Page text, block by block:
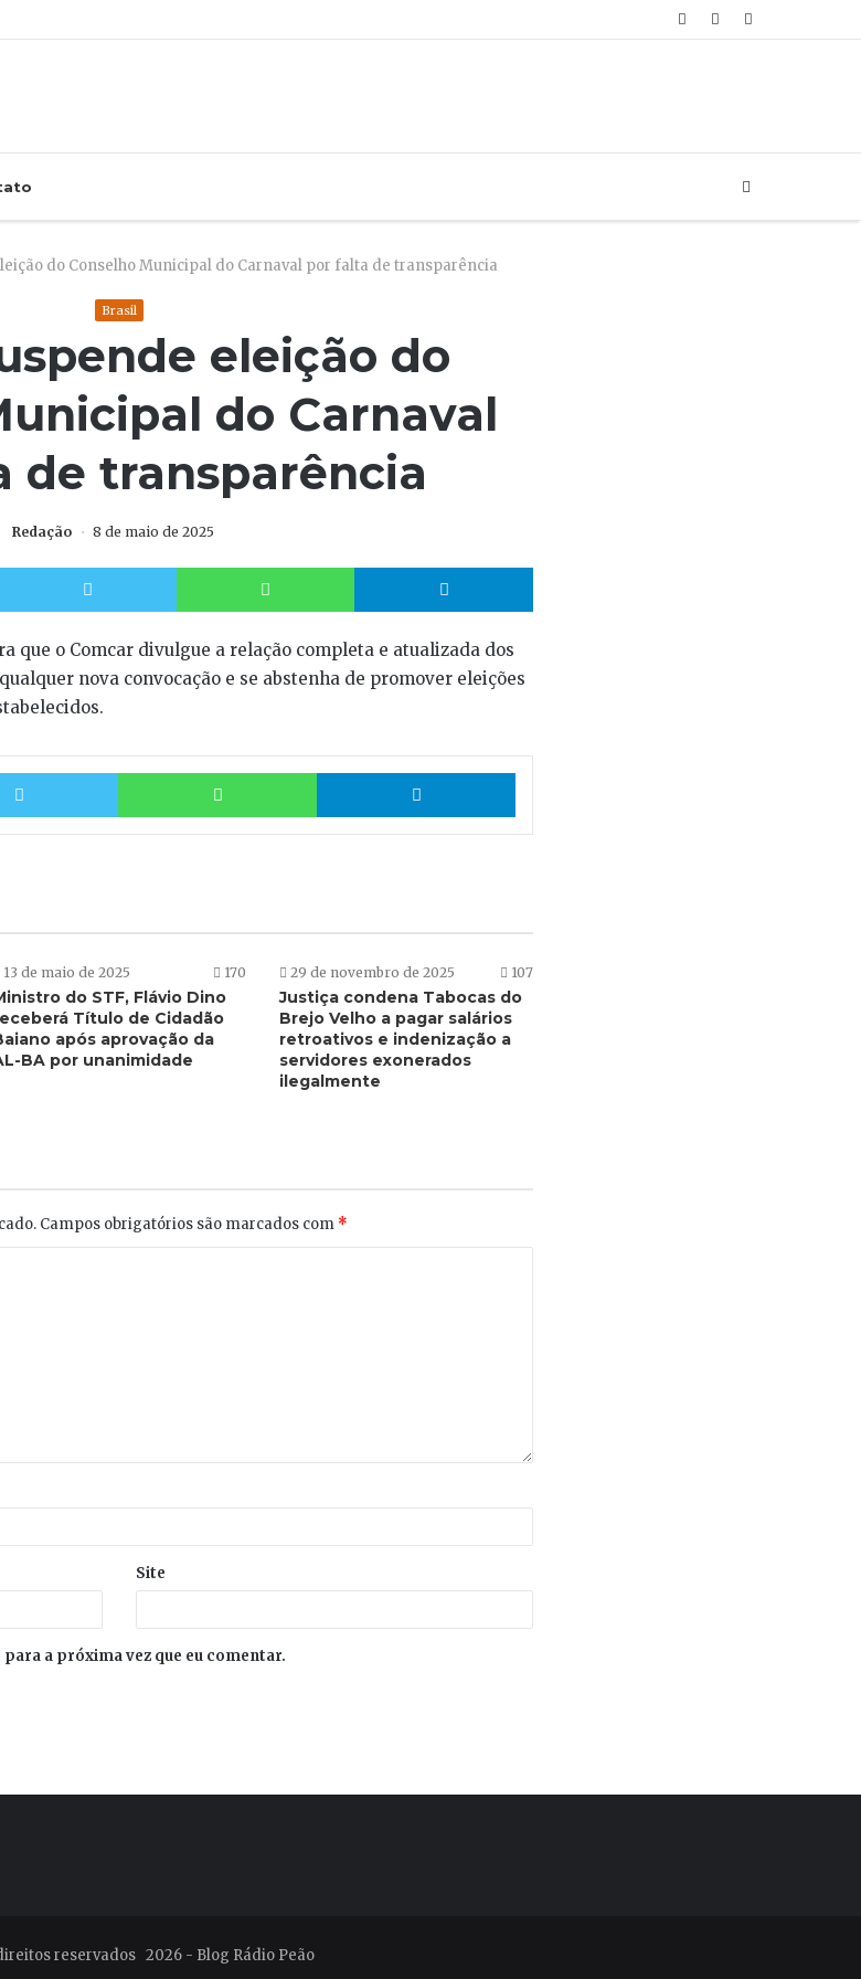
Login
Artigo
Buscar...
do Conselho Municipal do Carnaval por falta de transparência
Brasil
eleição do
do Carnaval
de transparência
Redação 8 de maio de 2025
Twitter WhatsApp Telegram
que o Comcar divulgue a relação completa e atualizada dos
nova convocação e se abstenha de promover eleições
Twitter WhatsApp Telegram
13 de maio de 2025 170
do STF, Flávio Dino
Título de Cidadão
após aprovação da
BA por unanimidade
29 de novembro de 2025 107
Justiça condena Tabocas do
Brejo Velho a pagar salários
retroativos e indenização a
servidores exonerados
ilegalmente
Campos obrigatórios são marcados com *
Site
a próxima vez que eu comentar.
reservados 2026 - Blog Rádio Peão